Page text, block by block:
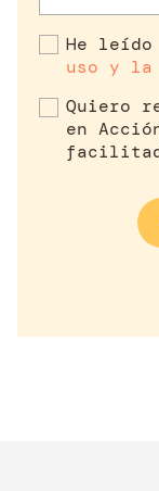
He
uso y
Quiero
en